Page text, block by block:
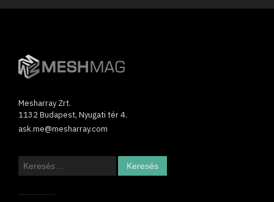
Mesharray Zrt.
1132 Budapest, Nyugati tér 4.
ask.me@mesharray.com
Keresés: